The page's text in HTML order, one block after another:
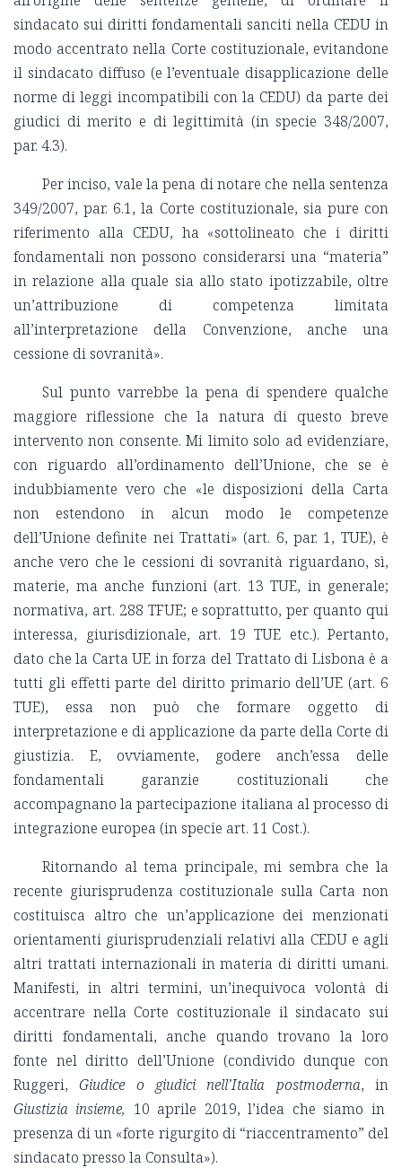
sindacato sui diritti fondamentali sanciti nella CEDU in
modo accentrato nella Corte costituzionale, evitandone
il sindacato diffuso (e l’eventuale disapplicazione delle
norme di leggi incompatibili con la CEDU) da parte dei
giudici di merito e di legittimità (in specie 348/2007,
par. 4.3).
Per inciso, vale la pena di notare che nella sentenza
349/2007, par. 6.1, la Corte costituzionale, sia pure con
riferimento alla CEDU, ha «sottolineato che i diritti
fondamentali non possono considerarsi una “materia”
in relazione alla quale sia allo stato ipotizzabile, oltre
un’attribuzione di competenza limitata
all’interpretazione della Convenzione, anche una
cessione di sovranità».
Sul punto varrebbe la pena di spendere qualche
maggiore riflessione che la natura di questo breve
intervento non consente. Mi limito solo ad evidenziare,
con riguardo all’ordinamento dell’Unione, che se è
indubbiamente vero che «le disposizioni della Carta
non estendono in alcun modo le competenze
dell’Unione definite nei Trattati» (art. 6, par. 1, TUE), è
anche vero che le cessioni di sovranità riguardano, sì,
materie, ma anche funzioni (art. 13 TUE, in generale;
normativa, art. 288 TFUE; e soprattutto, per quanto qui
interessa, giurisdizionale, art. 19 TUE etc.). Pertanto,
dato che la Carta UE in forza del Trattato di Lisbona è a
tutti gli effetti parte del diritto primario dell’UE (art. 6
TUE), essa non può che formare oggetto di
interpretazione e di applicazione da parte della Corte di
giustizia. E, ovviamente, godere anch’essa delle
fondamentali garanzie costituzionali che
accompagnano la partecipazione italiana al processo di
integrazione europea (in specie art. 11 Cost.).
Ritornando al tema principale, mi sembra che la
recente giurisprudenza costituzionale sulla Carta non
costituisca altro che un’applicazione dei menzionati
orientamenti giurisprudenziali relativi alla CEDU e agli
altri trattati internazionali in materia di diritti umani.
Manifesti, in altri termini, un’inequivoca volontà di
accentrare nella Corte costituzionale il sindacato sui
diritti fondamentali, anche quando trovano la loro
fonte nel diritto dell’Unione (condivido dunque con
Ruggeri,Giudice o giudici nell’Italia postmoderna, in
Giustizia insieme, 10 aprile 2019, l’idea che siamo in
presenza di un «forte rigurgito di “riaccentramento” del
sindacato presso la Consulta»).